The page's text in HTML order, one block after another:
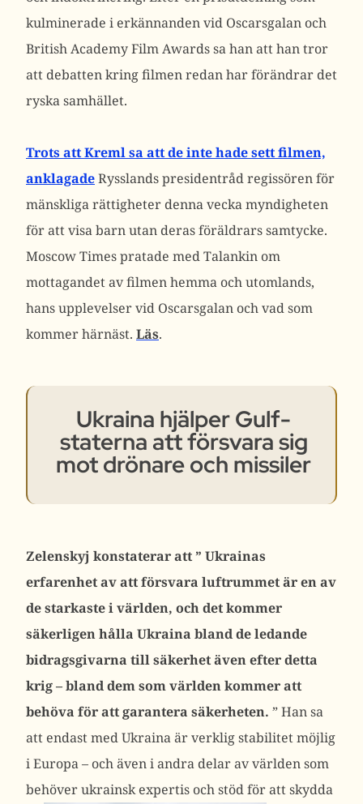
kulminerade i erkännanden vid Oscarsgalan och
British Academy Film Awards sa han att han tror
att debatten kring filmen redan har förändrar det
ryska samhället.
Trots att Kreml sa att de inte hade sett filmen,
anklagadeRysslands presidentråd regissören för
mänskliga rättigheter denna vecka myndigheten
för att visa barn utan deras föräldrars samtycke.
Moscow Times pratade med Talankin om
mottagandet av filmen hemma och utomlands,
hans upplevelser vid Oscarsgalan och vad som
kommer härnäst. Läs.
Ukraina hjälper Gulf-
staterna att försvara sig
mot drönare och missiler
Zelenskyj konstaterar att ” Ukrainas
erfarenhet av att försvara luftrummet är en av
de starkaste i världen, och det kommer
säkerligen hålla Ukraina bland de ledande
bidragsgivarna till säkerhet även efter detta
krig – bland dem som världen kommer att
behöva för att garantera säkerheten. ”Han sa
att endast med Ukraina är verklig stabilitet möjlig
i Europa – och även i andra delar av världen som
behöver ukrainsk expertis och stöd för att skydda